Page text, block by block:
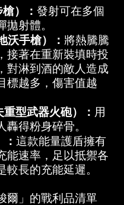
）： 發射可在多個
拋射體。
地沃手槍）： 將熱騰騰
接著在重新裝填時投
對淋到酒的敵人造成
標越多，傷害值越
重型武器火砲）： 用
得粉身碎骨。
這款能量護盾擁有
能速率，足以抵禦各
長的充能延遲。
爾」的戰利品清單